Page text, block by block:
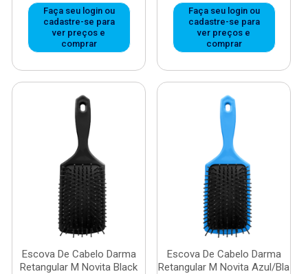
Faça seu login ou
cadastre-se para
ver preços e
comprar
Faça seu login ou
cadastre-se para
ver preços e
comprar
Escova De Cabelo Darma
Retangular M Novita Black
Escova De Cabelo Darma
Retangular M Novita Azul/Bla